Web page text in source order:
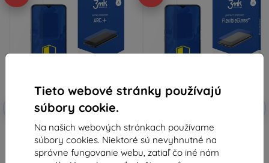
Tieto webové stránky používajú
súbory cookie.
Na našich webových stránkach používame
súbory cookies. Niektoré sú nevyhnutné na
správne fungovanie webu, zatiaľ čo iné nám
Zľava s
kupónom
EXTRA10
3MK Folia ARC+ Oppo A54s
fullscreen fólia
11,17 €
3MK FlexibleGlass Oppo A54s
hybridné sklo
8,91 €